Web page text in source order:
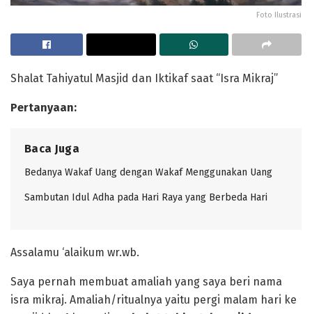
Foto Ilustrasi
Shalat Tahiyatul Masjid dan Iktikaf saat “Isra Mikraj”
Pertanyaan:
Baca Juga
Bedanya Wakaf Uang dengan Wakaf Menggunakan Uang
Sambutan Idul Adha pada Hari Raya yang Berbeda Hari
Assalamu ‘alaikum wr.wb.
Saya pernah membuat amaliah yang saya beri nama
isra mikraj. Amaliah/ritualnya yaitu pergi malam hari ke